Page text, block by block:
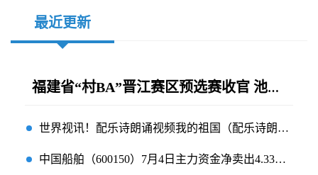
最近更新
福建省“村BA”晋江赛区预选赛收官 池店队主场作战强势问鼎
世界视讯！配乐诗朗诵视频我的祖国（配乐诗朗诵视频制作）
中国船舶（600150）7月4日主力资金净卖出4.33亿元 全球简讯